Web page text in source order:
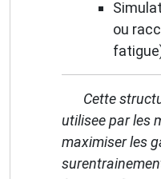
ou
Cette
utilisee par les
maximiser les